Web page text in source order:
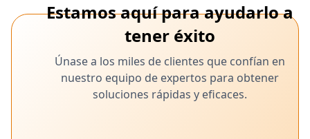
Estamos aquí para ayudarlo a
tener éxito
Únase a los miles de clientes que confían en
nuestro equipo de expertos para obtener
soluciones rápidas y eficaces.